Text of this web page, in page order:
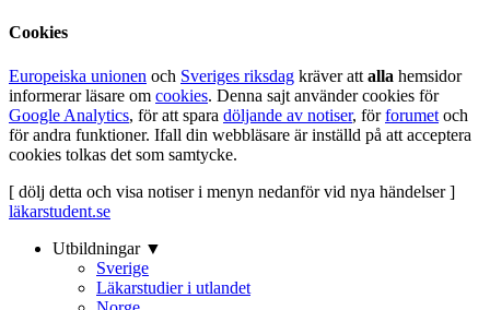
Cookies
Europeiska unionen och Sveriges riksdag kräver att alla hemsidor
informerar läsare om cookies. Denna sajt använder cookies för
Google Analytics, för att spara döljande av notiser, förforumet och
för andra funktioner. Ifall din webbläsare är inställd på att acceptera
cookies tolkas det som samtycke.
[ dölj detta och visa notiser i menyn nedanför vid nya händelser ]
läkarstudent.se
Utbildningar ▼
Sverige
Läkarstudier i utlandet